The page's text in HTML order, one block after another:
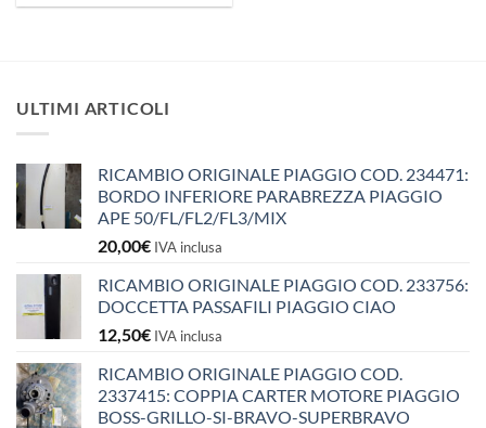
ULTIMI ARTICOLI
RICAMBIO ORIGINALE PIAGGIO COD. 234471:
BORDO INFERIORE PARABREZZA PIAGGIO
APE 50/FL/FL2/FL3/MIX
20,00€ IVA inclusa
RICAMBIO ORIGINALE PIAGGIO COD. 233756:
DOCCETTA PASSAFILI PIAGGIO CIAO
12,50€ IVA inclusa
RICAMBIO ORIGINALE PIAGGIO COD.
2337415: COPPIA CARTER MOTORE PIAGGIO
BOSS-GRILLO-SI-BRAVO-SUPERBRAVO